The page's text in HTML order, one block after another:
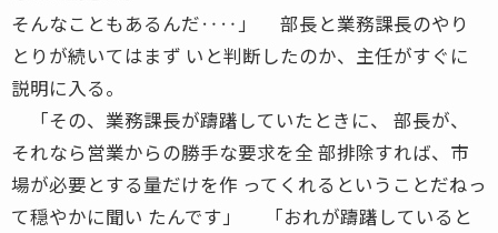
そんなこともあるんだ‥‥」 部長と業務課長のやり
とりが続いてはまず いと判断したのか、主任がすぐに
説明に入る。
「その、業務課長が躊躇していたときに、 部長が、
それなら営業からの勝手な要求を全 部排除すれば、市
場が必要とする量だけを作 ってくれるということだねっ
て穏やかに聞い たんです」 「おれが躊躇していると